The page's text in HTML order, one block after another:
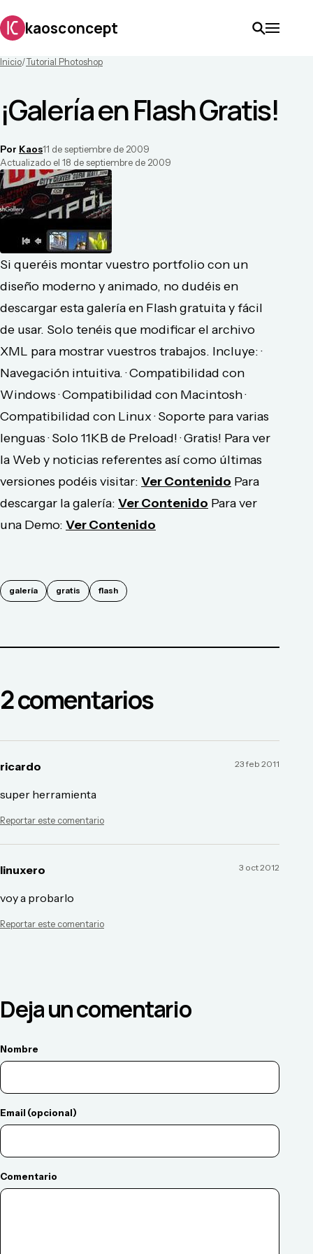
kaosconcept
Inicio/Tutorial Photoshop
¡Galería en Flash Gratis!
Por Kaos11 de septiembre de 2009
Actualizado el 18 de septiembre de 2009
Si queréis montar vuestro portfolio con un
diseño moderno y animado, no dudéis en
descargar esta galería en Flash gratuita y fácil
de usar. Solo tenéis que modificar el archivo
XML para mostrar vuestros trabajos. Incluye: ·
Navegación intuitiva. · Compatibilidad con
Windows · Compatibilidad con Macintosh ·
Compatibilidad con Linux · Soporte para varias
lenguas · Solo 11KB de Preload! · Gratis! Para ver
la Web y noticias referentes así como últimas
versiones podéis visitar: Ver Contenido Para
descargar la galería: Ver Contenido Para ver
una Demo: Ver Contenido
galería gratis flash
2comentarios
ricardo 23 feb 2011
super herramienta
Reportar este comentario
linuxero 3 oct 2012
voy a probarlo
Reportar este comentario
Deja un comentario
Nombre
Email (opcional)
Comentario